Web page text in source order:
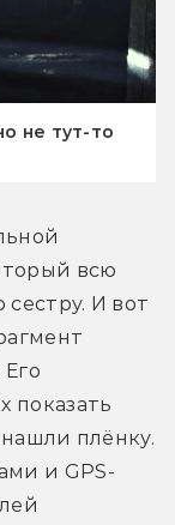
не тут-то
всю
И вот
показать
плёнку.
и GPS-